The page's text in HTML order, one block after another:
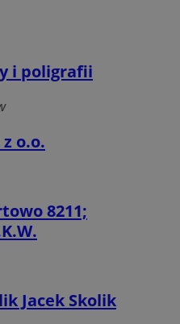
i poligrafii
z o.o.
8211;
Jacek Skolik